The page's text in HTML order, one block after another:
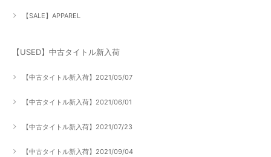
【SALE】APPAREL
【USED】中古タイトル新入荷
【中古タイトル新入荷】2021/05/07
【中古タイトル新入荷】2021/06/01
【中古タイトル新入荷】2021/07/23
【中古タイトル新入荷】2021/09/04